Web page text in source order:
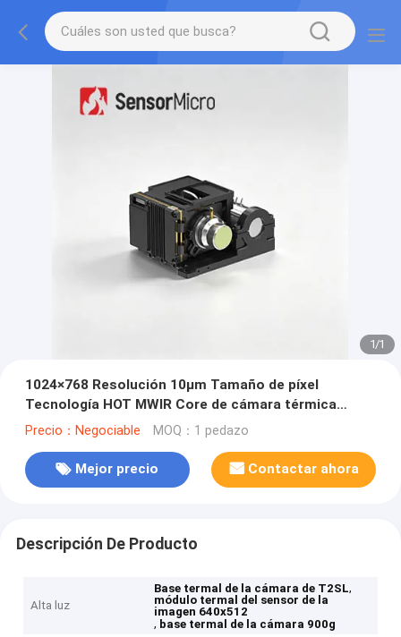
1/1
1024×768 Resolución 10μm Tamaño de píxel
Tecnología HOT MWIR Core de cámara térmica
refrigerada
Precio：Negociable MOQ：1 pedazo
Mejor precio Contactar ahora
Descripción De Producto
Alta luz
Base termal de la cámara de T2SL,
módulo termal del sensor de la
imagen 640x512
, base termal de la cámara 900g